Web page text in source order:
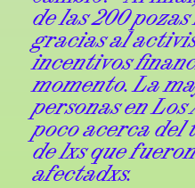
de las 200
gracias al
incentivos
momento. La
personas en Los
poco acerca del
de lxs que
afectadxs.